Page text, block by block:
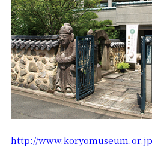
http://